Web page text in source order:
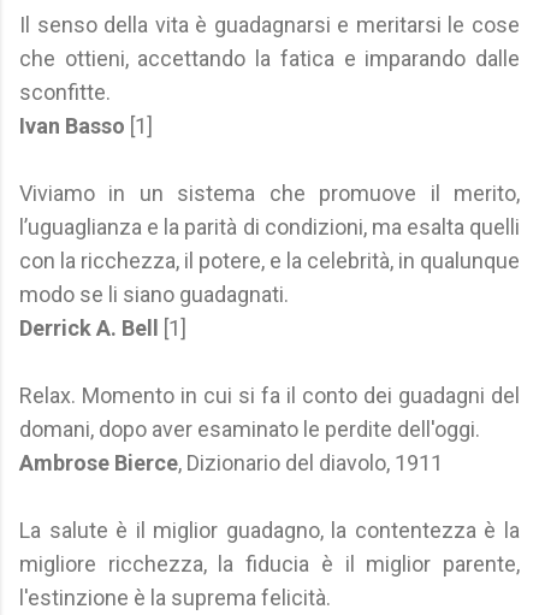
Il senso della vita è guadagnarsi e meritarsi le cose
che ottieni, accettando la fatica e imparando dalle
sconfitte.
Ivan Basso [1]
Viviamo in un sistema che promuove il merito,
l’uguaglianza e la parità di condizioni, ma esalta quelli
con la ricchezza, il potere, e la celebrità, in qualunque
modo se li siano guadagnati.
Derrick A. Bell
[1]
Relax. Momento in cui si fa il conto dei guadagni del
domani, dopo aver esaminato le perdite dell'oggi.
Ambrose Bierce, Dizionario del diavolo, 1911
La salute è il miglior guadagno, la contentezza è la
migliore ricchezza, la fiducia è il miglior parente,
l'estinzione è la suprema felicità.